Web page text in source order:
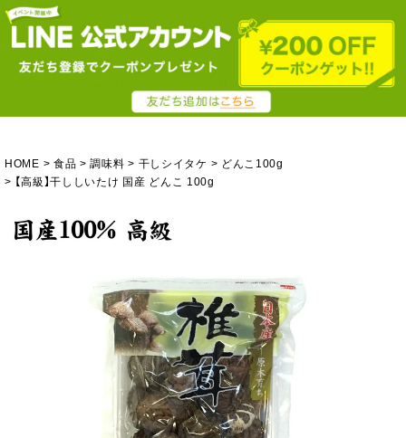
HOME 食品 調味料 干しシイタケ
どんこ100g
【高級】干ししいたけ 国産 どんこ 100g